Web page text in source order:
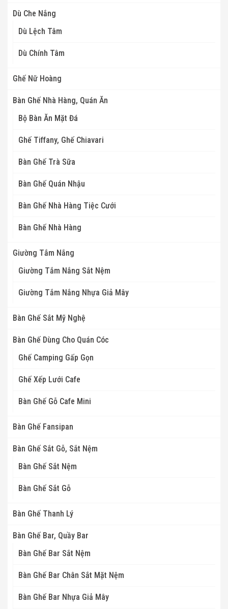
Dù Che Nắng
Dù Lệch Tâm
Dù Chính Tâm
Ghế Nữ Hoàng
Bàn Ghế Nhà Hàng, Quán Ăn
Bộ Bàn Ăn Mặt Đá
Ghế Tiffany, Ghế Chiavari
Bàn Ghế Trà Sữa
Bàn Ghế Quán Nhậu
Bàn Ghế Nhà Hàng Tiệc Cưới
Bàn Ghế Nhà Hàng
Giường Tắm Nắng
Giường Tắm Nắng Sắt Nệm
Giường Tắm Nắng Nhựa Giả Mây
Bàn Ghế Sắt Mỹ Nghệ
Bàn Ghế Dùng Cho Quán Cóc
Ghế Camping Gấp Gọn
Ghế Xếp Lưới Cafe
Bàn Ghế Gỗ Cafe Mini
Bàn Ghế Fansipan
Bàn Ghế Sắt Gỗ, Sắt Nệm
Bàn Ghế Sắt Nệm
Bàn Ghế Sắt Gỗ
Bàn Ghế Thanh Lý
Bàn Ghế Bar, Quầy Bar
Bàn Ghế Bar Sắt Nệm
Bàn Ghế Bar Chân Sắt Mặt Nệm
Bàn Ghế Bar Nhựa Giả Mây